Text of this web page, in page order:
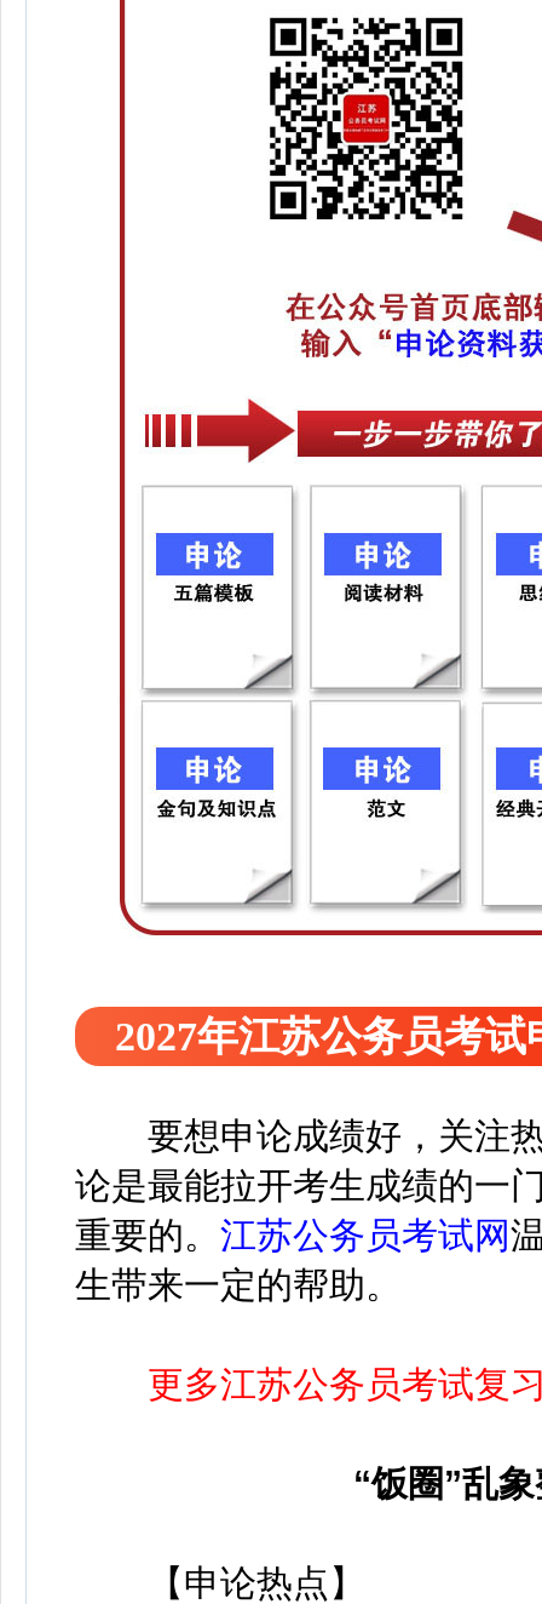
2027年江苏公务员考试
要想申论成绩好，关注
论是最能拉开考生成绩的一
重要的。 江苏公务员考试网
生带来一定的帮助。
更多江苏公务员考试复
“饭圈”乱
【申论热点】